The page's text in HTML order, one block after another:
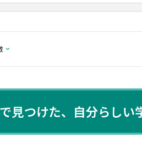
見つけた、自分らしい